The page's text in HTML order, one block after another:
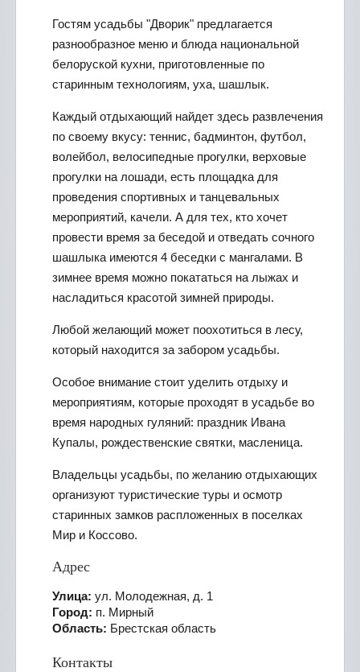
Гостям усадьбы "Дворик" предлагается
разнообразное меню и блюда национальной
белоруской кухни, приготовленные по
старинным технологиям, уха, шашлык.
Каждый отдыхающий найдет здесь развлечения
по своему вкусу: теннис, бадминтон, футбол,
волейбол, велосипедные прогулки, верховые
прогулки на лошади, есть площадка для
проведения спортивных и танцевальных
мероприятий, качели. А для тех, кто хочет
провести время за беседой и отведать сочного
шашлыка имеются 4 беседки с мангалами. В
зимнее время можно покататься на лыжах и
насладиться красотой зимней природы.
Любой желающий может поохотиться в лесу,
который находится за забором усадьбы.
Особое внимание стоит уделить отдыху и
мероприятиям, которые проходят в усадьбе во
время народных гуляний: праздник Ивана
Купалы, рождественские святки, масленица.
Владельцы усадьбы, по желанию отдыхающих
организуют туристические туры и осмотр
старинных замков распложенных в поселках
Мир и Коссово.
Адрес
Улица: ул. Молодежная, д. 1
Город: п. Мирный
Область: Брестская область
Контакты